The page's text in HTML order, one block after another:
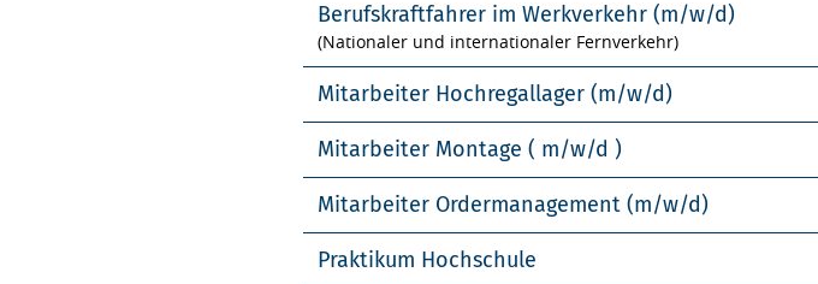
Berufskraftfahrer im Werkverkehr (m/w/d)
(Nationaler und internationaler Fernverkehr)
Mitarbeiter Hochregallager (m/w/d)
Mitarbeiter Montage ( m/w/d )
Mitarbeiter Ordermanagement (m/w/d)
Praktikum Hochschule